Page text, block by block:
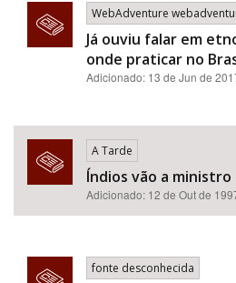
WebAdventure
Já ouviu falar em
onde praticar no
Adicionado: 13 de Jun de
A Tarde
Índios vão a
Adicionado: 12 de Out de
fonte desconhecida